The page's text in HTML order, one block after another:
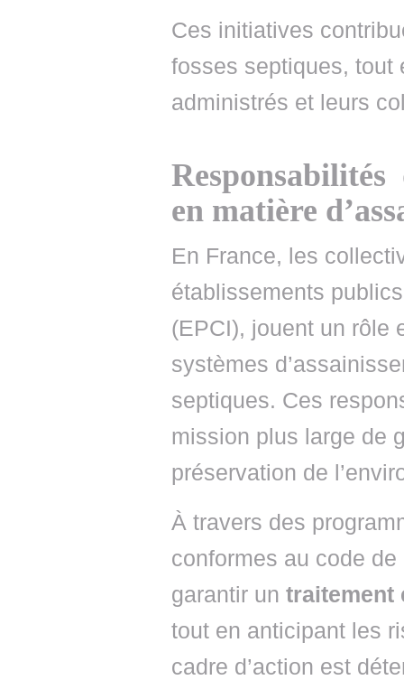
Ces initiatives
fosses septiques, tout
administrés et leurs
en matière
En France, les
établissements
(EPCI), jouent un rôle
systèmes
septiques. Ces
mission plus large de
préservation de
À travers des
conformes au code
garantir un traitement
tout en anticipant les
cadre d’action est